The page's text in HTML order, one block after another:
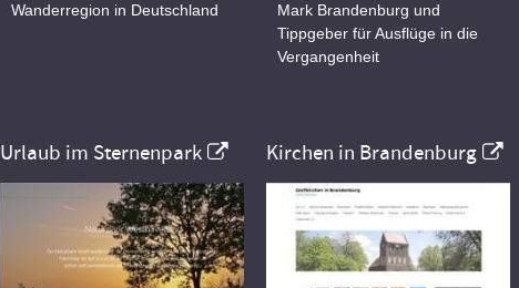
Wanderregion in Deutschland
Mark Brandenburg und
Tippgeber für Ausflüge in die
Vergangenheit
Urlaub im Sternenpark Kirchen in Brandenburg